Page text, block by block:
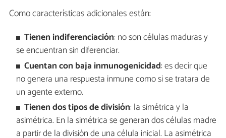
Como características adicionales están:
Tienen indiferenciación: no son células maduras y
se encuentran sin diferenciar.
Cuentan con baja inmunogenicidad: es decir que
no genera una respuesta inmune como si se tratara de
un agente externo.
Tienen dos tipos de división: la simétrica y la
asimétrica. En la simétrica se generan dos células madre
a partir de la división de una célula inicial. La asimétrica